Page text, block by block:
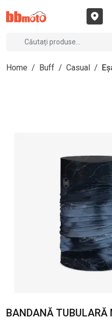
Home / Buff / Casual /
BANDANĂ